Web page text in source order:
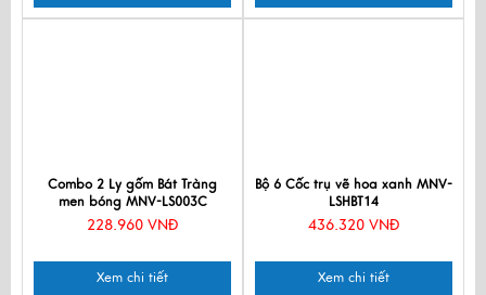
Combo 2 Ly gốm Bát Tràng
men bóng MNV-LS003C
228.960 VNĐ
Xem chi tiết
Bộ 6 Cốc trụ vẽ hoa xanh MNV-
LSHBT14
436.320 VNĐ
Xem chi tiết